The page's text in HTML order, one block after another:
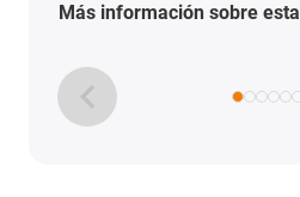
Más información sobre esta